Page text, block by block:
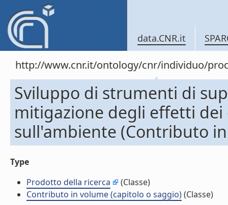
data.CNR.it
http://www.cnr.it/ontology/cnr/individuo/
Sviluppo di strumenti di
mitigazione degli effetti
sull'ambiente (Contributo
Type
Prodotto della ricerca
(Classe)
Contributo in volume (capitolo o saggio)(Classe)